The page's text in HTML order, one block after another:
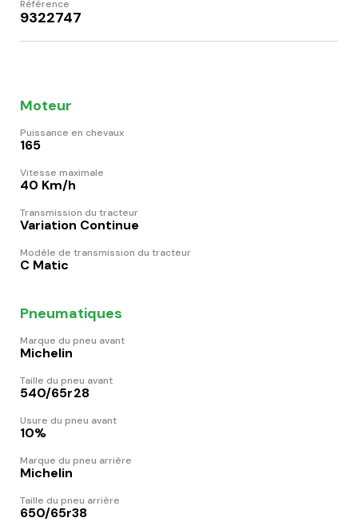
Référence
9322747
Moteur
Puissance en chevaux
165
Vitesse maximale
40 Km/h
Transmission du tracteur
Variation Continue
Modèle de transmission du tracteur
C Matic
Pneumatiques
Marque du pneu avant
Michelin
Taille du pneu avant
540/65r28
Usure du pneu avant
10%
Marque du pneu arrière
Michelin
Taille du pneu arrière
650/65r38